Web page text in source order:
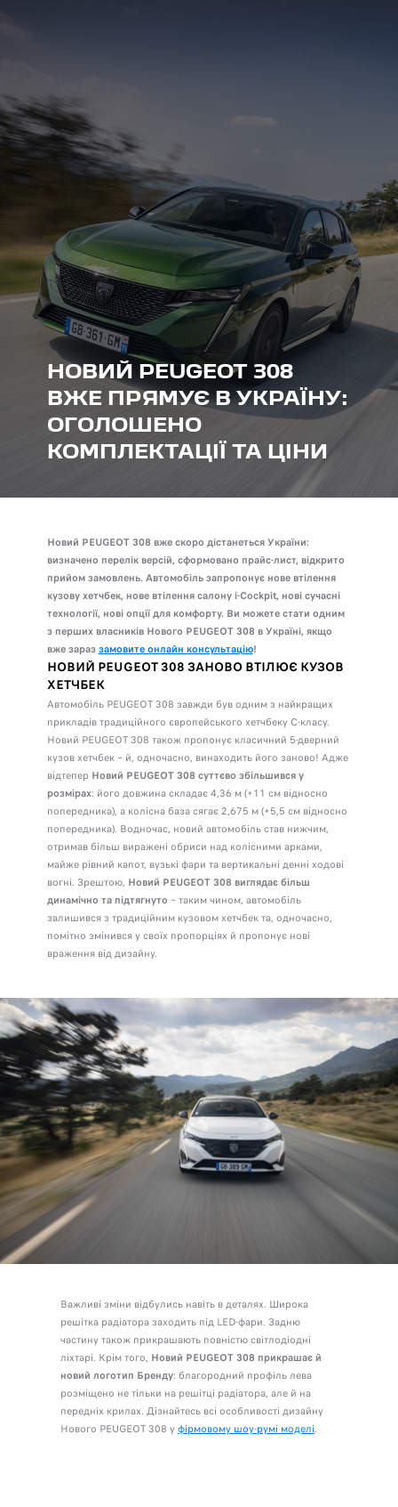
НОВИЙ PEUGEOT 308
ВЖЕ ПРЯМУЄ В УКРАЇНУ:
ОГОЛОШЕНО
КОМПЛЕКТАЦІЇ ТА ЦІНИ
Новий PEUGEOT 308 вже скоро дістанеться України:
визначено перелік версій, сформовано прайс-лист, відкрито
прийом замовлень. Автомобіль запропонує нове втілення
кузову хетчбек, нове втілення салону i-Cockpit, нові сучасні
технології, нові опції для комфорту. Ви можете стати одним
з перших власників Нового PEUGEOT 308 в Україні, якщо
вже зараззамовите онлайн консультацію!
НОВИЙ PEUGEOT 308 ЗАНОВО ВТІЛЮЄ КУЗОВ
ХЕТЧБЕК
Автомобіль PEUGEOT 308 завжди був одним з найкращих
прикладів традиційного європейського хетчбеку С-класу.
Новий PEUGEOT 308 також пропонує класичний 5-дверний
кузов хетчбек – й, одночасно, винаходить його заново! Адже
відтепер Новий PEUGEOT 308 суттєво збільшився у
розмірах: його довжина складає 4,36 м (+11 см відносно
попередника), а колісна база сягає 2,675 м (+5,5 см відносно
попередника). Водночас, новий автомобіль став нижчим,
отримав більш виражені обриси над колісними арками,
майже рівний капот, вузькі фари та вертикальні денні ходові
вогні. Зрештою, Новий PEUGEOT 308 виглядає більш
динамічно та підтягнуто – таким чином, автомобіль
залишився з традиційним кузовом хетчбек та, одночасно,
помітно змінився у своїх пропорціях й пропонує нові
враження від дизайну.
Важливі зміни відбулись навіть в деталях. Широка
решітка радіатора заходить під LED-фари. Задню
частину також прикрашають повністю світлодіодні
ліхтарі. Крім того, Новий PEUGEOT 308 прикрашає й
новий логотип Бренду: благородний профіль лева
розміщено не тільки на решітці радіатора, але й на
передніх крилах. Дізнайтесь всі особливості дизайну
Нового PEUGEOT 308 уфірмовому шоу-румі моделі.